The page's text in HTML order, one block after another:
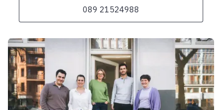
089 21524988